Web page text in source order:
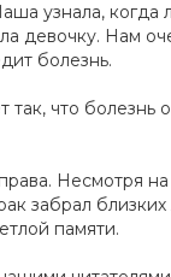
узнала, когда
девочку. Нам
болезнь.
что болезнь
Несмотря
забрал
памяти.